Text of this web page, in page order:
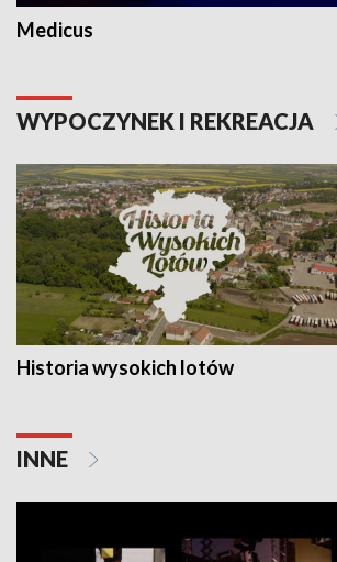
Medicus
WYPOCZYNEK I REKREACJA
Historia wysokich lotów
INNE